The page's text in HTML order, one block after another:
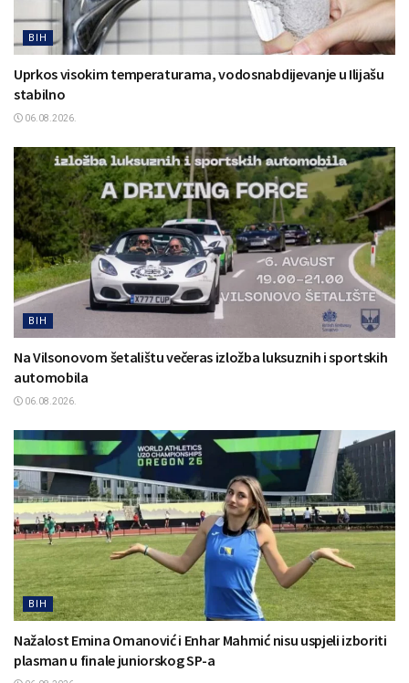
BIH
Uprkos visokim temperaturama, vodosnabdijevanje u Ilijašu
stabilno
06.08.2026.
BIH
Na Vilsonovom šetalištu večeras izložba luksuznih i sportskih
automobila
06.08.2026.
BIH
Nažalost Emina Omanović i Enhar Mahmić nisu uspjeli izboriti
plasman u finale juniorskog SP-a